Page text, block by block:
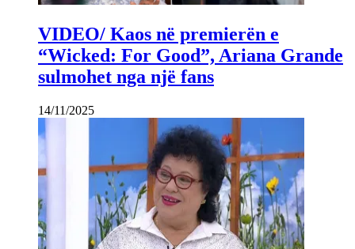
VIDEO/ Kaos në premierën e
“Wicked: For Good”, Ariana Grande
sulmohet nga një fans
14/11/2025